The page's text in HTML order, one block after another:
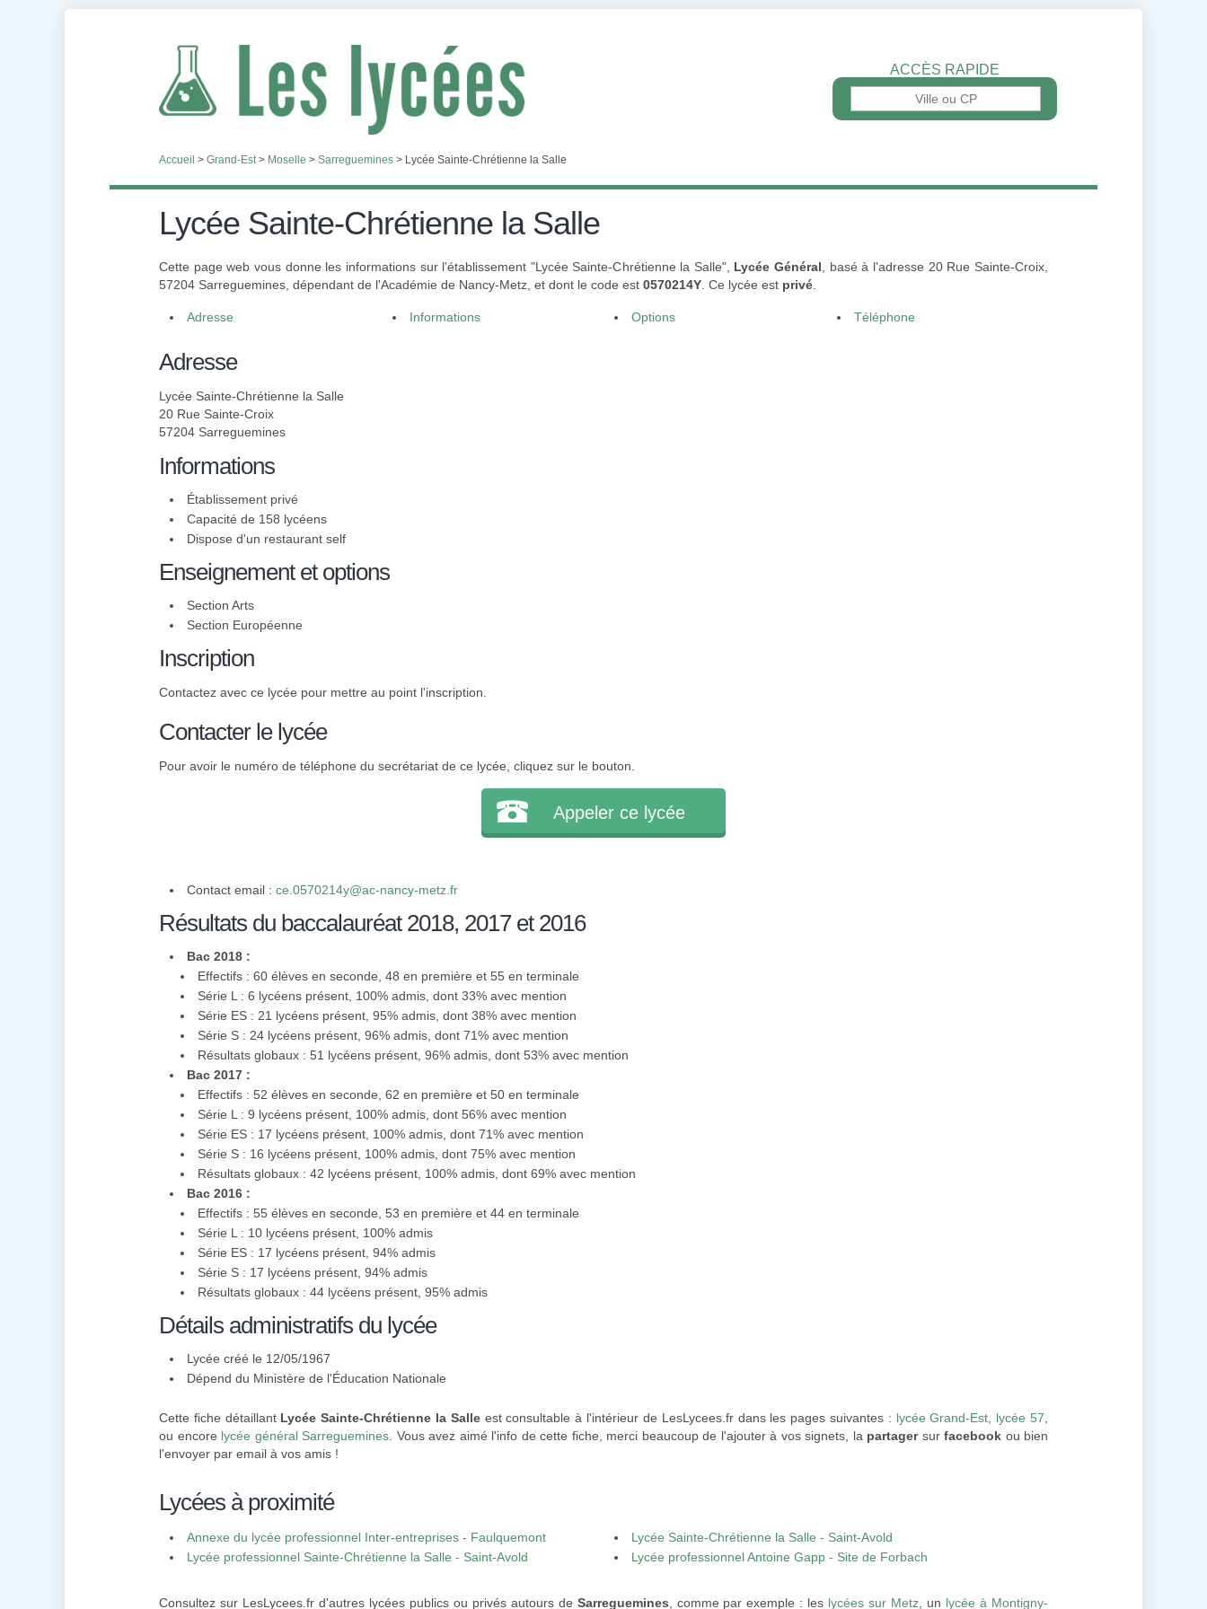
ACCÈS RAPIDE
Accueil > Grand-Est> Moselle > Sarreguemines > Lycée Sainte-Chrétienne la Salle
Lycée Sainte-Chrétienne la Salle
Cette page web vous donne les informations sur l'établissement "Lycée Sainte-Chrétienne la Salle", Lycée Général , basé à l'adresse 20 Rue Sainte-Croix,
57204 Sarreguemines, dépendant de l'Académie de Nancy-Metz, et dont le code est 0570214Y . Ce lycée est privé
Adresse Informations Options Téléphone
Adresse
Lycée Sainte-Chrétienne la Salle
20 Rue Sainte-Croix
57204 Sarreguemines
Informations
Établissement privé
Capacité de 158 lycéens
Dispose d'un restaurant self
Enseignement et options
Section Arts
Section Européenne
Inscription
Contactez avec ce lycée pour mettre au point l'inscription.
Contacter le lycée
Pour avoir le numéro de téléphone du secrétariat de ce lycée, cliquez sur le bouton.
Appeler ce lycée
Contact email : ce.0570214y@ac-nancy-metz.fr
Résultats du baccalauréat 2018, 2017 et 2016
Bac 2018 :
Effectifs : 60 élèves en seconde, 48 en première et 55 en terminale
Série L : 6 lycéens présent, 100% admis, dont 33% avec mention
Série ES : 21 lycéens présent, 95% admis, dont 38% avec mention
Série S : 24 lycéens présent, 96% admis, dont 71% avec mention
Résultats globaux : 51 lycéens présent, 96% admis, dont 53% avec mention
Bac 2017 :
Effectifs : 52 élèves en seconde, 62 en première et 50 en terminale
Série L : 9 lycéens présent, 100% admis, dont 56% avec mention
Série ES : 17 lycéens présent, 100% admis, dont 71% avec mention
Série S : 16 lycéens présent, 100% admis, dont 75% avec mention
Résultats globaux : 42 lycéens présent, 100% admis, dont 69% avec mention
Bac 2016 :
Effectifs : 55 élèves en seconde, 53 en première et 44 en terminale
Série L : 10 lycéens présent, 100% admis
Série ES : 17 lycéens présent, 94% admis
Série S : 17 lycéens présent, 94% admis
Résultats globaux : 44 lycéens présent, 95% admis
Détails administratifs du lycée
Lycée créé le 12/05/1967
Dépend du Ministère de l'Éducation Nationale
Cette fiche détaillant Lycée Sainte-Chrétienne la Salleest consultable à l'intérieur de LesLycees.fr dans les pages suivantes : lycée Grand-Est lycée 57
ou encore lycée général Sarreguemines . Vous avez aimé l'info de cette fiche, merci beaucoup de l'ajouter à vos signets, la partagersur facebook ou bien
l'envoyer par email à vos amis !
Lycées à proximité
Annexe du lycée professionnel Inter-entreprises - Faulquemont
Lycée Sainte-Chrétienne la Salle - Saint-Avold
Lycée professionnel Sainte-Chrétienne la Salle - Saint-Avold
Lycée professionnel Antoine Gapp - Site de Forbach
Consultez sur LesLycees.fr d'autres lycées publics ou privés autours de Sarreguemines , comme par exemple : les lycées sur Metz , un lycée à Montigny-